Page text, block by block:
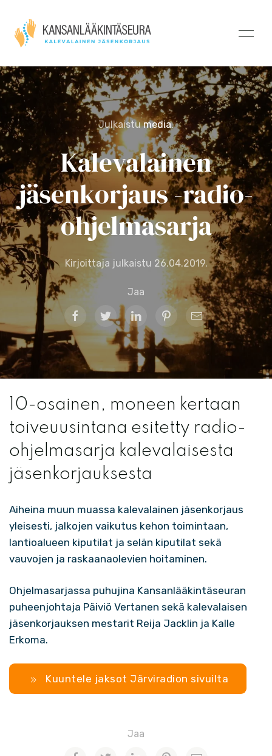
Julkaistumedia.
Kalevalainen
jäsenkorjaus -radio-
ohjelmasarja
Kirjoittaja julkaistu 26.04.2019.
Jaa
10-osainen, moneen kertaan
toiveuusintana esitetty radio-
ohjelmasarja kalevalaisesta
jäsenkorjauksesta
Aiheina muun muassa kalevalainen jäsenkorjaus
yleisesti, jalkojen vaikutus kehon toimintaan,
lantioalueen kiputilat ja selän kiputilat sekä
vauvojen ja raskaanaolevien hoitaminen.
Ohjelmasarjassa puhujina Kansanlääkintäseuran
puheenjohtaja Päiviö Vertanen sekä kalevalaisen
jäsenkorjauksen mestarit Reija Jacklin ja Kalle
Erkoma.
Kuuntele jaksot Järviradion sivuilta
Jaa